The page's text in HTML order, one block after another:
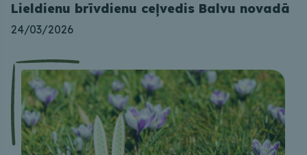
Lieldienu brīvdienu ceļvedis Balvu novadā
24/03/2026